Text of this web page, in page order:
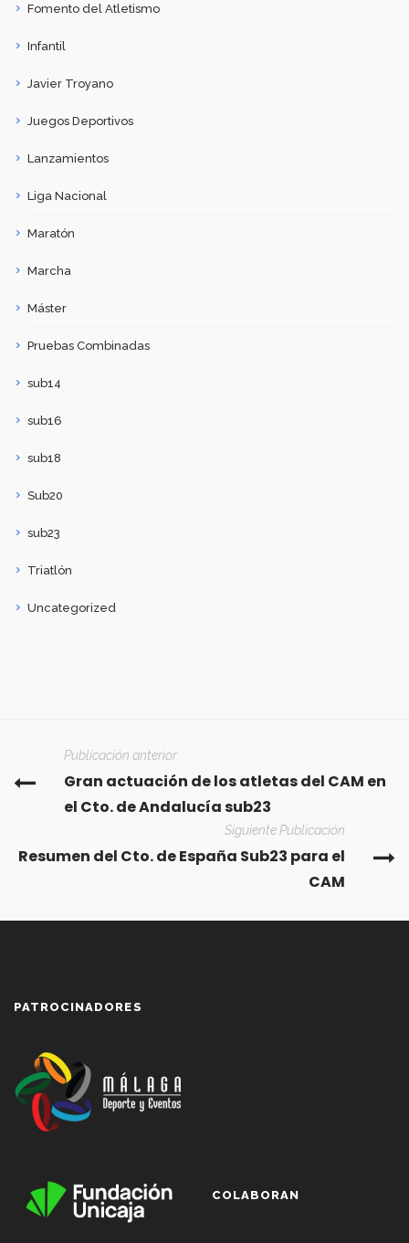
Fomento del Atletismo
Infantil
Javier Troyano
Juegos Deportivos
Lanzamientos
Liga Nacional
Maratón
Marcha
Máster
Pruebas Combinadas
sub14
sub16
sub18
Sub20
sub23
Triatlón
Uncategorized
Publicación anterior
Gran actuación de los atletas del CAM en
el Cto. de Andalucía sub23
Siguiente Publicación
Resumen del Cto. de España Sub23 para el
CAM
PATROCINADORES
COLABORAN